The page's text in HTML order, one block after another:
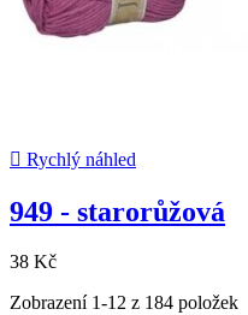
 Rychlý náhled
949 - starorůžová
38 Kč
Zobrazení 1-12 z 184 položek